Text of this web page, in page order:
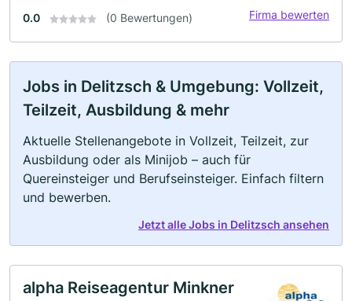
0.0 (0 Bewertungen) Firma bewerten
Jobs in Delitzsch & Umgebung: Vollzeit,
Teilzeit, Ausbildung & mehr
Aktuelle Stellenangebote in Vollzeit, Teilzeit, zur
Ausbildung oder als Minijob – auch für
Quereinsteiger und Berufseinsteiger. Einfach filtern
und bewerben.
Jetzt alle Jobs in Delitzsch ansehen
alpha Reiseagentur Minkner